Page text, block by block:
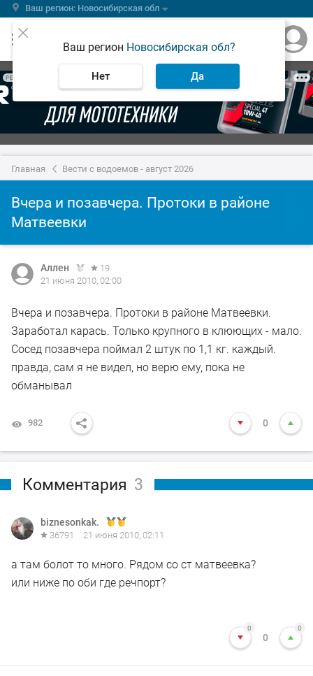
Ваш регион: Новосибирская обл
Ваш регион Новосибирская обл?
Нет Да
РЕКЛАМА
Главная Вести с водоемов - август 2026
Вчера и позавчера. Протоки в районе
Матвеевки
Аллен
19
21 июня 2010, 02:00
Вчера и позавчера. Протоки в районе Матвеевки.
Заработал карась. Только крупного в клюющих - мало.
Сосед позавчера поймал 2 штук по 1,1 кг. каждый.
правда, сам я не видел, но верю ему, пока не
обманывал
982 0
Комментария 3
biznesonkak.
36791 21 июня 2010, 02:11
а там болот то много. Рядом со ст матвеевка?
или ниже по оби где речпорт?
0
0
0